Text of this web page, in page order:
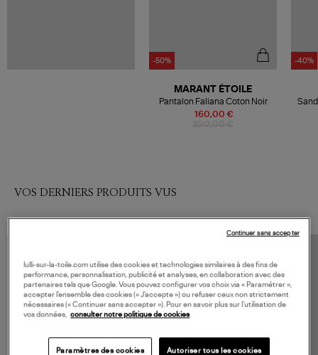
-50%
160,00 €
MARANT ÉTOILE
Pantalon Faliana Coton Noir
-40%
VOS DERNIERS PRODUITS VUS
lulli-sur-la-toile.com utilise des cookies et technologies similaires à des fins de
performance, personnalisation, publicité et analyses, en collaboration avec des
partenaires tels que Google. Vous pouvez configurer vos choix via « Paramétrer »,
accepter l’ensemble des cookies (« J’accepte ») ou refuser ceux non strictement
nécessaires (« Continuer sans accepter »). Pour en savoir plus sur l’utilisation de
vos données, consulter notre politique de cookies
Paramètres des cookies Autoriser tous les cookies
Continuer sans accepter